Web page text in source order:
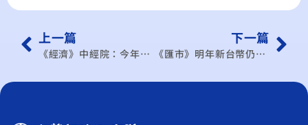
上一篇
《經濟》中經院：今年經濟成長率約9.64%，創1990年來新高
下一篇
《匯市》明年新台幣仍看升，大摩、瑞信證分別喊28.6及28.4元